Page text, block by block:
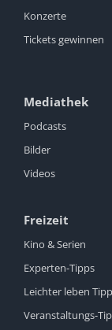
Konzerte
Tickets gewinnen
Mediathek
Podcasts
Bilder
Videos
Freizeit
Kino & Serien
Experten-Tipps
Leichter leben
Veranstaltungs-